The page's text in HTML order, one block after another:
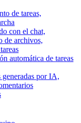
de tareas,
con el chat,
de archivos,
automática de tareas
generadas por IA,